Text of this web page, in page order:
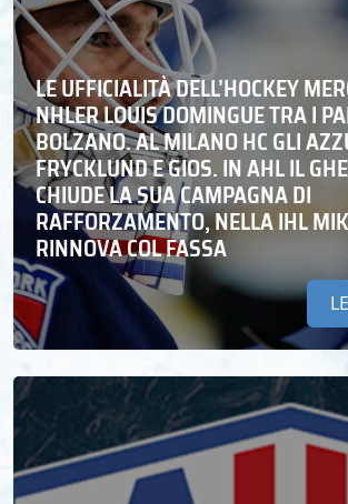
LE UFFICIALITÀ DELL’HOCKEY
NHLER LOUIS DOMINGUE TRA I
BOLZANO. AL MILANO HC GLI
FRYCKLUND E GIOS. IN AHL IL
CHIUDE LA SUA CAMPAGNA DI
RAFFORZAMENTO, NELLA IHL
RINNOVA COL FASSA